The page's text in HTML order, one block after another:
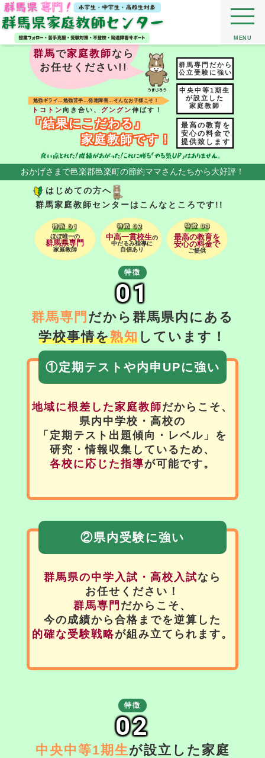
MENU
群馬で家庭教師なら
お任せください!!
勉強ギライ…勉強苦手…発達障害…そんなお子様こそ！
トコトン向き合い、 グングン伸ばす！
『結果にこだわる』
家庭教師です！
群馬専門だから
公立受験に強い
中央中等1期生
が設立した
家庭教師
最高の教育を
安心の料金で
提供致します
おかげさまで邑楽郡邑楽町の節約ママさんたちから大好評！
はじめての方へ
群馬家庭教師センターはこんなところです!!
ほぼ唯一の
群馬県専門
家庭教師
中高一貫校生の
中だるみ指導に
自信あり
最高の教育を
安心の料金で
ご提供
特徴
01
群馬専門 だから群馬県内にある
学校事情を熟知しています！
①定期テストや内申UPに強い
地域に根差した家庭教師だからこそ、
県内中学校・高校の
「定期テスト出題傾向・レベル」を
研究・情報収集しているため、
各校に応じた指導が可能です。
②県内受験に強い
群馬県の中学入試・高校入試なら
お任せください！
群馬専門 だからこそ、
今の成績から合格までを逆算した
的確な受験戦略が組み立てられます。
特徴
02
中央中等1期生が設立した家庭